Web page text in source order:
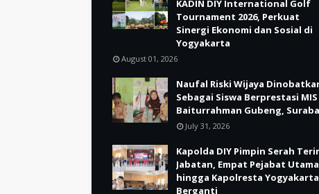
KADIN DIY International Golf
Tournament 2026, Perkuat
Sinergi Ekonomi dan Sosial di
Yogyakarta
August 01, 2026
Naufal Riski Wijaya
Sebagai Siswa Berprestasi MIS
Baiturrahman Gubeng,
July 31, 2026
Kapolda DIY Pimpin Serah
Jabatan, Empat Pejabat Utama
hingga Kapolresta Yogyakarta
Berganti